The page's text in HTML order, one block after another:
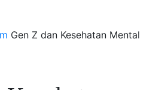
Gen Z dan Kesehatan Mental